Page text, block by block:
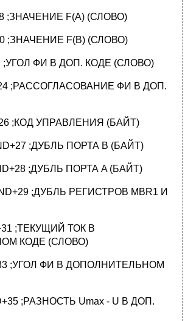
;ЗНАЧЕНИЕ F(A) (СЛОВО)
;ЗНАЧЕНИЕ F(B) (СЛОВО)
;УГОЛ ФИ В ДОП. КОДЕ (СЛОВО)
;РАССОГЛАСОВАНИЕ ФИ В ДОП.
;КОД УПРАВЛЕНИЯ (БАЙТ)
;ДУБЛЬ ПОРТА B (БАЙТ)
;ДУБЛЬ ПОРТА A (БАЙТ)
;ДУБЛЬ РЕГИСТРОВ MBR1 И
;ТЕКУЩИЙ ТОК В
КОДЕ (СЛОВО)
;УГОЛ ФИ В ДОПОЛНИТЕЛЬНОМ
;РАЗНОСТЬ Umax - U В ДОП.